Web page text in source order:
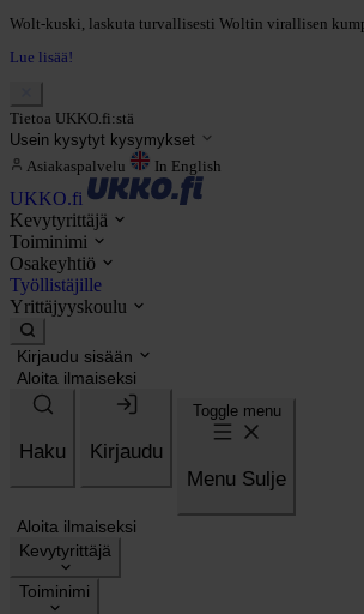
Wolt-kuski, laskuta turvallisesti Woltin virallisen
Lue lisää!
Tietoa UKKO.fi:stä
Usein kysytyt kysymykset
Asiakaspalvelu In English
UKKO.fi
Kevytyrittäjä
Toiminimi
Osakeyhtiö
Työllistäjille
Yrittäjyyskoulu
Kirjaudu sisään
Aloita ilmaiseksi
Haku Kirjaudu
Toggle menu
Menu Sulje
Aloita ilmaiseksi
Kevytyrittäjä
Toiminimi